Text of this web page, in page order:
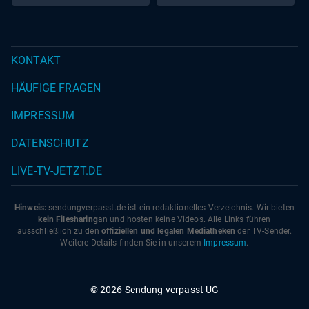
etwas Hühnerbrühe würzen. Zum Schluss das Fleisch mit
den frischen Kräutern bestreuen und heiß servieren!
KONTAKT
HÄUFIGE FRAGEN
IMPRESSUM
DATENSCHUTZ
LIVE-TV-JETZT.DE
Hinweis: sendungverpasst.de ist ein redaktionelles Verzeichnis. Wir bieten
kein Filesharingan und hosten keine Videos. Alle Links führen
ausschließlich zu den offiziellen und legalen Mediatheken der TV-Sender.
Weitere Details finden Sie in unserem Impressum.
© 2026 Sendung verpasst UG